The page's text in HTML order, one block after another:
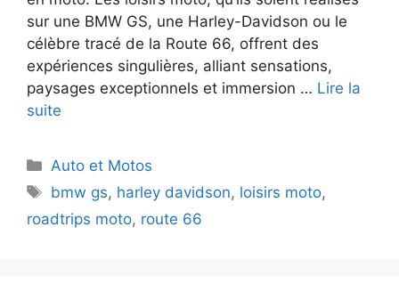
sur une BMW GS, une Harley-Davidson ou le
célèbre tracé de la Route 66, offrent des
expériences singulières, alliant sensations,
paysages exceptionnels et immersion … Lire la
suite
Catégories
Auto et Motos
Étiquettes
bmw gs, harley davidson, loisirs moto,
roadtrips moto, route 66